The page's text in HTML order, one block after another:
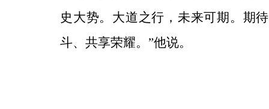
史大势。大道之行，未来可期。期
斗、共享荣耀。”他说。